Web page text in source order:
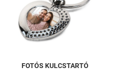
FOTÓS KULCSTARTÓ